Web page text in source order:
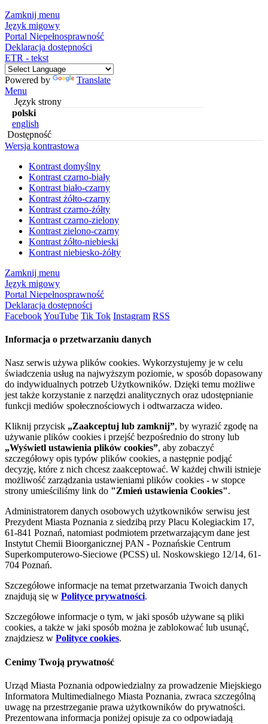
Zamknij menu
Język migowy
Portal Niepełnosprawność
Deklaracja dostępności
ETR - tekst
Powered by
Translate
Menu
Język strony
polski
english
Dostępność
Wersja kontrastowa
Kontrast domyślny
Kontrast czarno-biały
Kontrast biało-czarny
Kontrast żółto-czarny
Kontrast czarno-żółty
Kontrast czarno-zielony
Kontrast zielono-czarny
Kontrast żółto-niebieski
Kontrast niebiesko-żółty
Zamknij menu
Język migowy
Portal Niepełnosprawność
Deklaracja dostępności
FacebookYouTube Tik Tok Instagram RSS
Informacja o przetwarzaniu danych
Nasz serwis używa plików cookies. Wykorzystujemy je w celu
świadczenia usług na najwyższym poziomie, w sposób dopasowany
do indywidualnych potrzeb Użytkowników. Dzięki temu możliwe
jest także korzystanie z narzędzi analitycznych oraz udostępnianie
funkcji mediów społecznościowych i odtwarzacza wideo.
Kliknij przycisk „Zaakceptuj lub zamknij”, by wyrazić zgodę na
używanie plików cookies i przejść bezpośrednio do strony lub
„Wyświetl ustawienia plików cookies”, aby zobaczyć
szczegółowy opis typów plików cookies, a następnie podjąć
decyzję, które z nich chcesz zaakceptować. W każdej chwili istnieje
możliwość zarządzania ustawieniami plików cookies - w stopce
strony umieściliśmy link do "Zmień ustawienia Cookies".
Administratorem danych osobowych użytkowników serwisu jest
Prezydent Miasta Poznania z siedzibą przy Placu Kolegiackim 17,
61-841 Poznań, natomiast podmiotem przetwarzającym dane jest
Instytut Chemii Bioorganicznej PAN - Poznańskie Centrum
Superkomputerowo-Sieciowe (PCSS) ul. Noskowskiego 12/14, 61-
704 Poznań.
Szczegółowe informacje na temat przetwarzania Twoich danych
znajdują się w Polityce prywatności.
Szczegółowe informacje o tym, w jaki sposób używane są pliki
cookies, a także w jaki sposób można je zablokować lub usunąć,
znajdziesz w Polityce cookies.
Cenimy Twoją prywatność
Urząd Miasta Poznania odpowiedzialny za prowadzenie Miejskiego
Informatora Multimedialnego Miasta Poznania, zwraca szczególną
uwagę na przestrzeganie prawa użytkowników do prywatności.
Prezentowana informacja poniżej opisuje za co odpowiadają